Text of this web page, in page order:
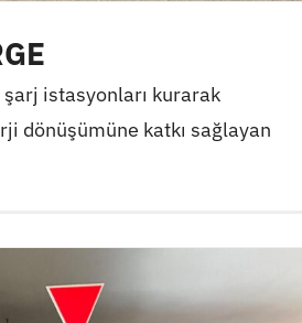
istasyonları kurarak
dönüşümüne katkı sağlayan